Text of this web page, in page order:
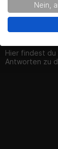
FAQ
Hier findest
Antworten zu
Nein,